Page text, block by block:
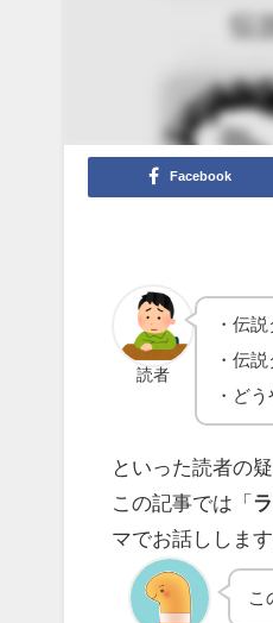
Facebook
読者
・伝
・伝
・ど
といった読者の
この記事では「
マでお話しします
こ